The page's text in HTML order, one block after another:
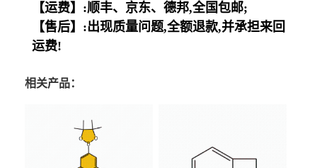
【运费】:顺丰、京东、德邦,全国包邮;
【售后】:出现质量问题,全额退款,并承担来回
运费!
相关产品：